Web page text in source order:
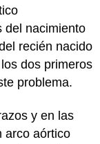
del nacimiento
recién nacido
dos primeros
problema.
y en las
arco aórtico